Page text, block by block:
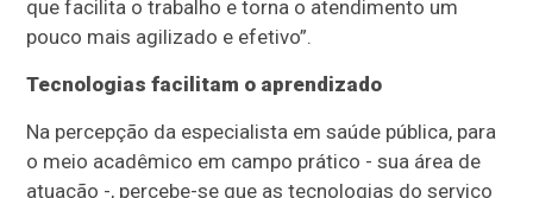
que facilita o trabalho e torna o atendimento um
pouco mais agilizado e efetivo”.
Tecnologias facilitam o aprendizado
Na percepção da especialista em saúde pública, para
o meio acadêmico em campo prático - sua área de
atuação -, percebe-se que as tecnologias do serviço